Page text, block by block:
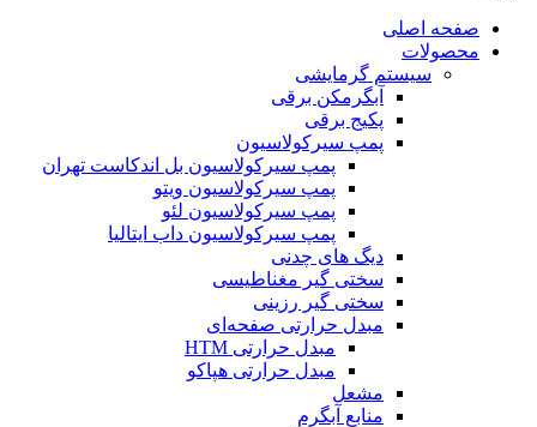
صفحه اصلی
محصولات
سیستم گرمایشی
آبگرمکن برقی
پکیج برقی
پمپ سیرکولاسیون
پمپ سیرکولاسیون بل اندکاست تهران
پمپ سیرکولاسیون ویتو
پمپ سیرکولاسیون لئو
پمپ سیرکولاسیون داب ایتالیا
دیگ های چدنی
سختی گیر مغناطیسی
سختی گیر رزینی
مبدل حرارتی صفحه‌ای
مبدل حرارتی HTM‎
مبدل حرارتی هپاکو
مشعل
منابع آبگرم